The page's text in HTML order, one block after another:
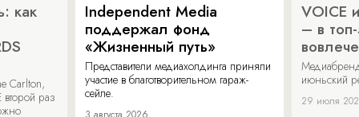
как
Carlton,
раз
Independent Media
поддержал фонд
«Жизненный путь»
Представители медиахолдинга приняли
участие в благотворительном гараж-
сейле.
VOICE
– в
июньский
29 июля